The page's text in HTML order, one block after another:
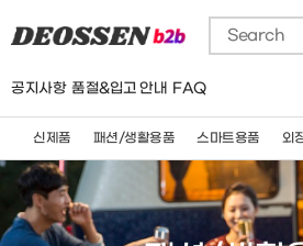
공지사항 품절&입고 안내 FAQ
신제품 패션/생활용품 스마트용품 외